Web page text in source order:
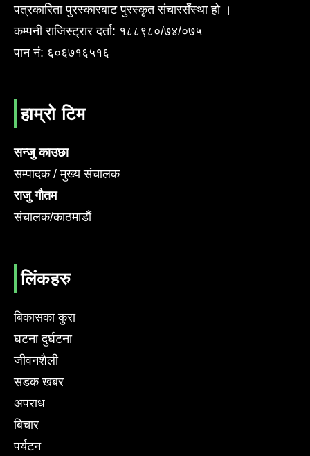
पत्रकारिता पुरस्कारबाट पुरस्कृत संचारसँस्था हो ।
कम्पनी राजिस्ट्रार दर्ता: १८८९८०/७४/०७५
पान नं: ६०६७१६५१६
हाम्रो टिम
सन्जु काउछा
सम्पादक / मुख्य संचालक
राजु गौतम
संचालक/काठमाडौं
लिंकहरु
बिकासका कुरा
घटना दुर्घटना
जीवनशैली
सडक खबर
अपराध
बिचार
पर्यटन